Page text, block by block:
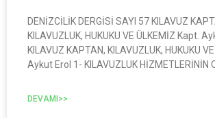
DENİZCİLİK DERGİSİ SAYI 57 KILAVUZ
KILAVUZLUK, HUKUKU VE ÜLKEMİZ Kapt.
KILAVUZ KAPTAN, KILAVUZLUK, HUKUKU
Aykut Erol 1- KILAVUZLUK HİZMETLERİNİN
DEVAMI>>